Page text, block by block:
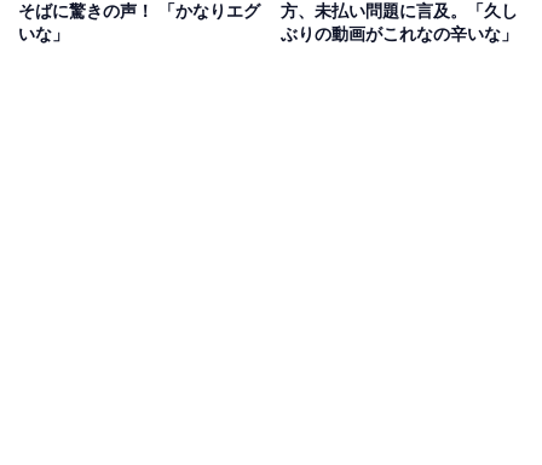
そばに驚きの声！ 「かなりエグ
いな」
方、未払い問題に言及。「久し
ぶりの動画がこれなの辛いな」